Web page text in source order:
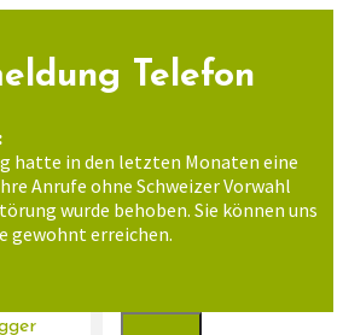
Telefon
hatte in den letzten Monaten eine
Anrufe ohne Schweizer Vorwahl
wurde behoben. Sie können uns
gewohnt erreichen.